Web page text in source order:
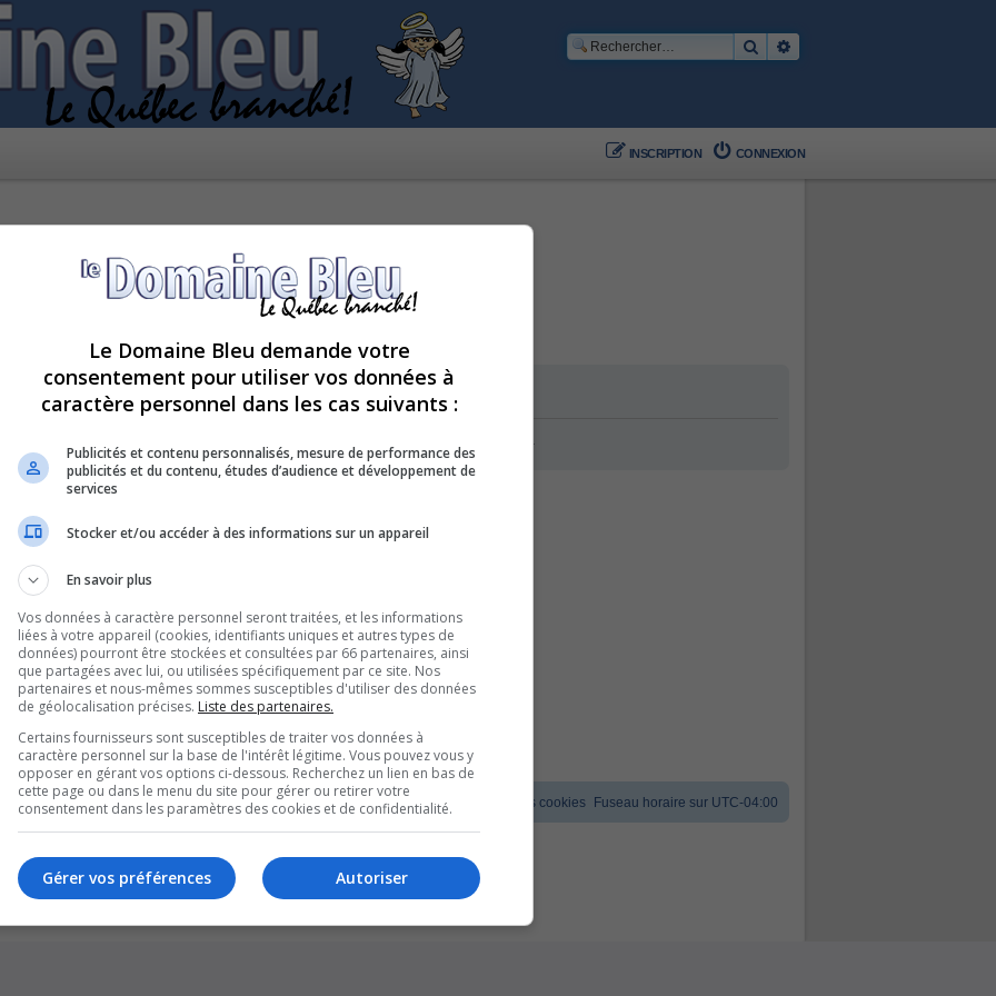
Rechercher
CONNEXION
INSCRIPTION
le moment car le serveur est en surcharge. Veuillez réessayer ultérieurement.
Fuseau horaire sur UTC-04:00
Supprimer les cookies
Style version: 1.1.8
Développé parphpBB
® Forum Software © phpBB Limited
Traduction française officielle©Qiaeru
Le Domaine Bleu demande votre
consentement pour utiliser vos données à
caractère personnel dans les cas suivants :
Publicités et contenu personnalisés, mesure de performance des
publicités et du contenu, études d’audience et développement de
services
Stocker et/ou accéder à des informations sur un appareil
En savoir plus
Vos données à caractère personnel seront traitées, et les informations
liées à votre appareil (cookies, identifiants uniques et autres types de
données) pourront être stockées et consultées par 66 partenaires, ainsi
que partagées avec lui, ou utilisées spécifiquement par ce site. Nos
partenaires et nous-mêmes sommes susceptibles d'utiliser des données
de géolocalisation précises. Liste des partenaires.
Certains fournisseurs sont susceptibles de traiter vos données à
caractère personnel sur la base de l'intérêt légitime. Vous pouvez vous y
opposer en gérant vos options ci-dessous. Recherchez un lien en bas de
cette page ou dans le menu du site pour gérer ou retirer votre
consentement dans les paramètres des cookies et de confidentialité.
Autoriser
Gérer vos préférences